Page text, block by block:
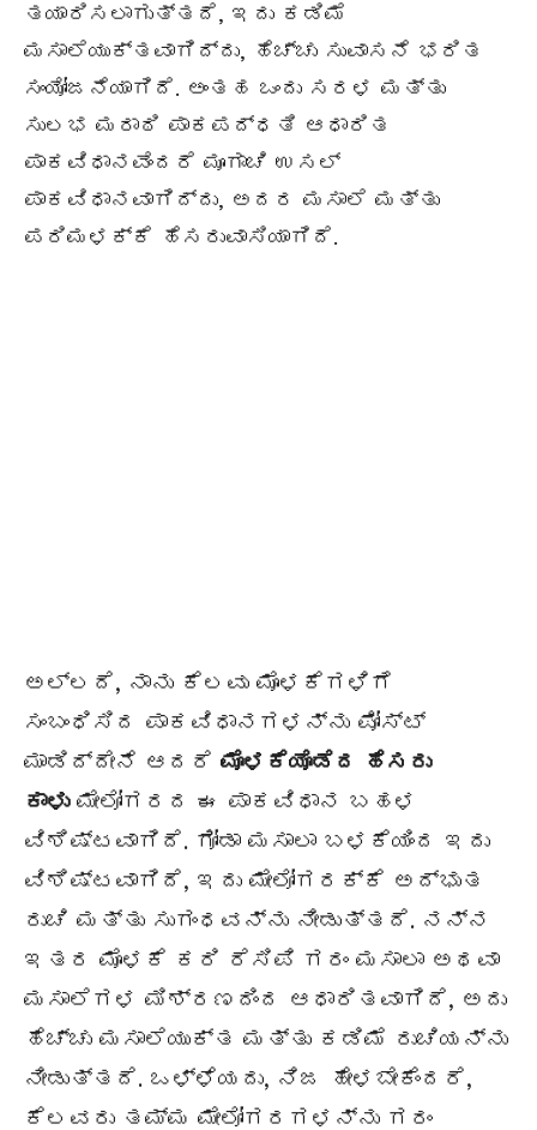
ತಯಾರಿಸಲಾಗುತ್ತದೆ, ಇದು ಕಡಿಮೆ
ಮಸಾಲೆಯುಕ್ತವಾಗಿದ್ದು, ಹೆಚ್ಚು ಸುವಾಸನೆ ಭರಿತ
ಸಂಯೋಜನೆಯಾಗಿದೆ. ಅಂತಹ ಒಂದು ಸರಳ ಮತ್ತು
ಸುಲಭ ಮರಾಠಿ ಪಾಕಪದ್ಧತಿ ಆಧಾರಿತ
ಪಾಕವಿಧಾನವೆಂದರೆ ಮೂಗಾಚಿ ಉಸಲ್
ಪಾಕವಿಧಾನವಾಗಿದ್ದು, ಅದರ ಮಸಾಲೆ ಮತ್ತು
ಪರಿಮಳಕ್ಕೆ ಹೆಸರುವಾಸಿಯಾಗಿದೆ.
ಅಲ್ಲದೆ, ನಾನು ಕೆಲವು ಮೊಳಕೆಗಳಿಗೆ
ಸಂಬಂಧಿಸಿದ ಪಾಕವಿಧಾನಗಳನ್ನು ಪೋಸ್ಟ್
ಮಾಡಿದ್ದೇನೆ ಆದರೆ ಮೊಳಕೆಯೊಡೆದ ಹೆಸರು
ಕಾಳುಮೇಲೋಗರದ ಈ ಪಾಕವಿಧಾನ ಬಹಳ
ವಿಶಿಷ್ಟವಾಗಿದೆ. ಗೋಡಾ ಮಸಾಲಾ ಬಳಕೆಯಿಂದ ಇದು
ವಿಶಿಷ್ಟವಾಗಿದೆ, ಇದು ಮೇಲೋಗರಕ್ಕೆ ಅದ್ಭುತ
ರುಚಿ ಮತ್ತು ಸುಗಂಧವನ್ನು ನೀಡುತ್ತದೆ. ನನ್ನ
ಇತರ ಮೊಳಕೆ ಕರಿ ರೆಸಿಪಿ ಗರಂ ಮಸಾಲಾ ಅಥವಾ
ಮಸಾಲೆಗಳ ಮಿಶ್ರಣದಿಂದ ಆಧಾರಿತವಾಗಿದೆ, ಅದು
ಹೆಚ್ಚು ಮಸಾಲೆಯುಕ್ತ ಮತ್ತು ಕಡಿಮೆ ರುಚಿಯನ್ನು
ನೀಡುತ್ತದೆ. ಒಳ್ಳೆಯದು, ನಿಜ ಹೇಳಬೇಕೆಂದರೆ,
ಕೆಲವರು ತಮ್ಮ ಮೇಲೋಗರಗಳನ್ನು ಗರಂ